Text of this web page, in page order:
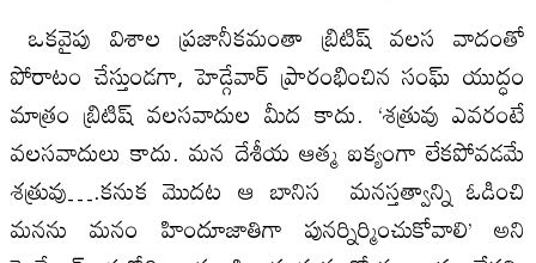
ఒకవైపు విశాల ప్రజానీకమంతా బ్రిటిష్ వలస వాదంతో
పోరాటం చేస్తుండగా, హెడ్గేవార్ ప్రారంభించిన సంఘ్ యుద్ధం
మాత్రం బ్రిటిష్ వలసవాదుల మీద కాదు. ‘శత్రువు ఎవరంటే
వలసవాదులు కాదు. మన దేశీయ ఆత్మ ఐక్యంగా లేకపోవడమే
శత్రువు….కనుక మొదట ఆ బానిస మనస్తత్వాన్ని ఓడించి
మనను మనం హిందూజాతిగా పునర్నిర్మించుకోవాలి’ అని